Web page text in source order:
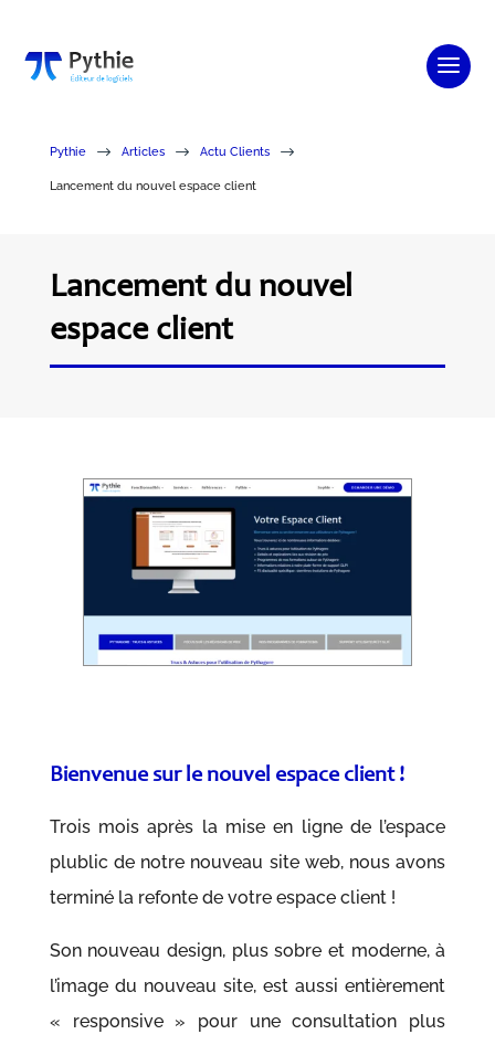
Pythie $ Articles $ Actu Clients $
Lancement du nouvel espace client
Lancement du nouvel
espace client
Bienvenue sur le nouvel espace client !
Trois mois après la mise en ligne de l’espace
plublic de notre nouveau site web, nous avons
terminé la refonte de votre espace client !
Son nouveau design, plus sobre et moderne, à
l’image du nouveau site, est aussi entièrement
« responsive » pour une consultation plus